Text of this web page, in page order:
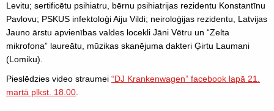
Levitu; sertificētu psihiatru, bērnu psihiatrijas rezidentu Konstantīnu
Pavlovu; PSKUS infektoloģi Aiju Vildi; neiroloģijas rezidentu, Latvijas
Jauno ārstu apvienības valdes locekli Jāni Vētru un “Zelta
mikrofona” laureātu, mūzikas skanējuma dakteri Ģirtu Laumani
(Lomiku).
Pieslēdzies video straumei “DJ Krankenwagen” facebook lapā 21.
martā plkst. 18.00